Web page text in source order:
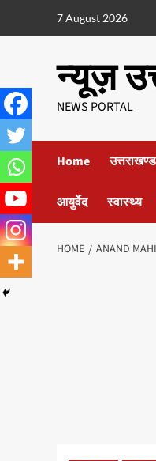
7 August 2026
न्यूज़
NEWS PORTAL
Home उत्तराखण्ड
आयुर्वेद स्वास्थ्य
HOME ANAND